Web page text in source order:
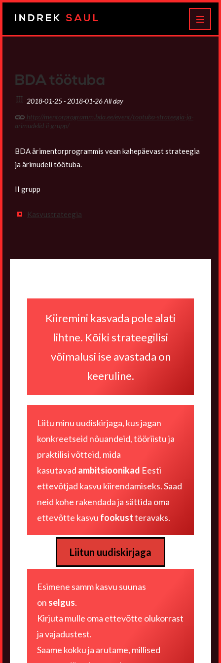
Indrek
BDA töötuba
2018-01-25 - 2018-01-26 All day
http://mentorprogramm.bda.ee/event/tootuba-strateegia-ja-
arimudelid-ii-grupp/
BDA ärimentorprogrammis vean kahepäevast strateegia
ja ärimudeli töötuba.
II grupp
Kasvustrateegia
Kiiremini kasvada pole alati
lihtne. Kõiki strateegilisi
võimalusi ise avastada on
keeruline.
Liitu minu uudiskirjaga, kus jagan
konkreetseid nõuandeid, tööriistu ja
praktilisi võtteid, mida
kasutavad ambitsioonikad Eesti
ettevõtjad kasvu kiirendamiseks. Saad
neid kohe rakendada ja sättida oma
ettevõtte kasvu fookustteravaks.
Liitun uudiskirjaga
Esimene samm kasvu suunas
on selgus.
Kirjuta mulle oma ettevõtte olukorrast
ja vajadustest.
Saame kokku ja arutame, millised